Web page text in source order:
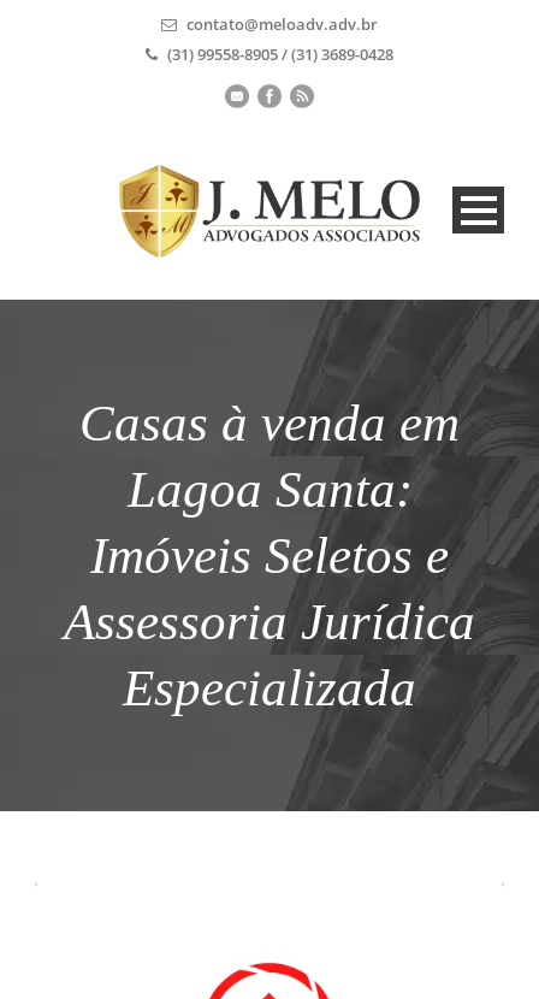
contato@meloadv.adv.br
(31) 99558-8905 / (31) 3689-0428
Casas à venda em
Lagoa Santa:
Imóveis Seletos e
Assessoria Jurídica
Especializada